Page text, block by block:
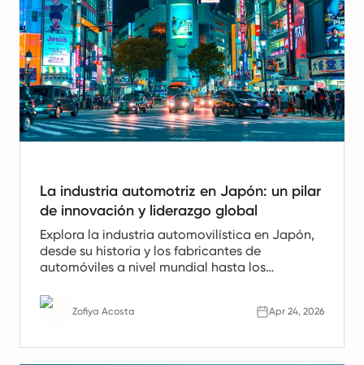
La industria automotriz en Japón: un pilar
de innovación y liderazgo global
Explora la industria automovilística en Japón,
desde su historia y los fabricantes de
automóviles a nivel mundial hasta los
automatización y los desafíos que están
formando su futuro.
Zofiya Acosta Apr 24, 2026